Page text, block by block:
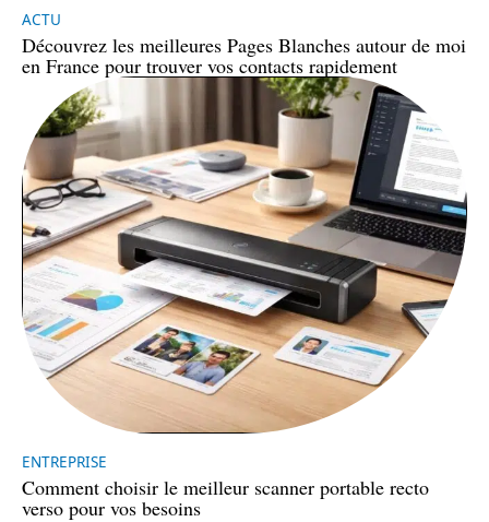
ACTU
Découvrez les meilleures Pages Blanches autour de moi
en France pour trouver vos contacts rapidement
ENTREPRISE
Comment choisir le meilleur scanner portable recto
verso pour vos besoins